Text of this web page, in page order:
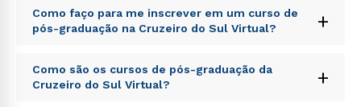
Sed ut perspiciatis unde omnis iste natus error sit
voluptatem accusantium doloremque laudantium,
totam rem aperiam, eaque ipsa quae ab illo inventore
explicabo. Nemo enim ipsam voluptatem quia
voluptas sit aspernatur aut odit aut fugit, sed quia
Como faço para me inscrever em um curso de
pós-graduação na Cruzeiro do Sul Virtual?
+
Sed ut perspiciatis unde omnis iste natus error sit
voluptatem accusantium doloremque laudantium,
Como são os cursos de pós-graduação da
Cruzeiro do Sul Virtual?
+